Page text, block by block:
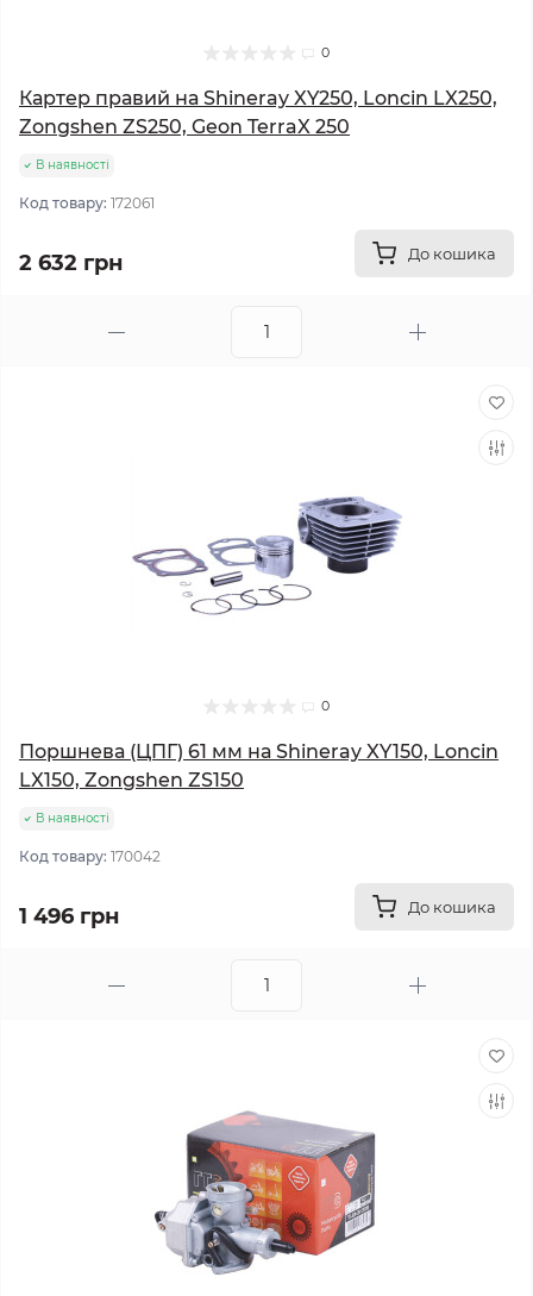
0
Картер правий на Shineray XY250, Loncin LX250,
Zongshen ZS250, Geon TerraX 250
В наявності
Код товару: 172061
2 632 грн До кошика
0
Поршнева (ЦПГ) 61 мм на Shineray XY150, Loncin
LX150, Zongshen ZS150
В наявності
Код товару: 170042
1 496 грн До кошика